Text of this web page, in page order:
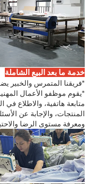
خدمة ما بعد البيع الشاملة
*فريقنا المتمرس والخبير
*يقوم موظفو الأعمال
متابعة هاتفية، والاطلاع
المنتجات، والإجابة عن
ومعرفة مستوى الرضا